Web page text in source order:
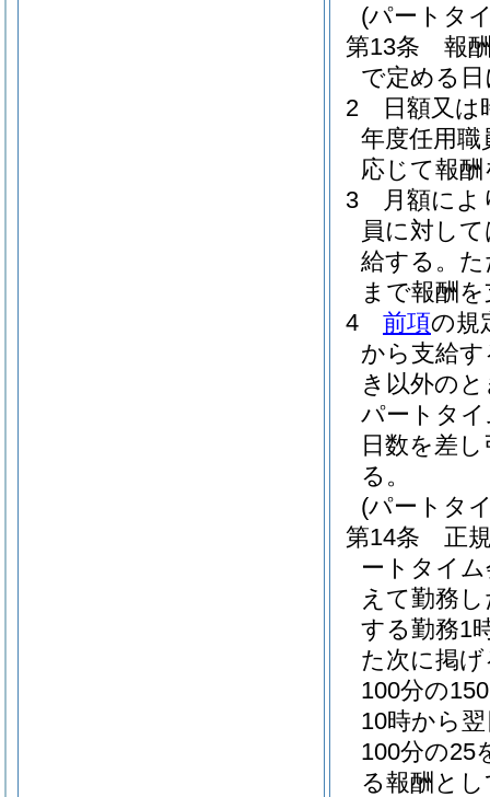
(パートタ
第13条
報
で定める
2
日額又
年度任用
応じて報
3
月額に
員に対し
給する。
まで報酬
4
前項の規
から支給
き以外の
パートタ
日数を差
る。
(パートタ
第14条
正
ートタイ
えて勤務
する勤務1
た次に掲
100分の
10時から
100分の25
る報酬と